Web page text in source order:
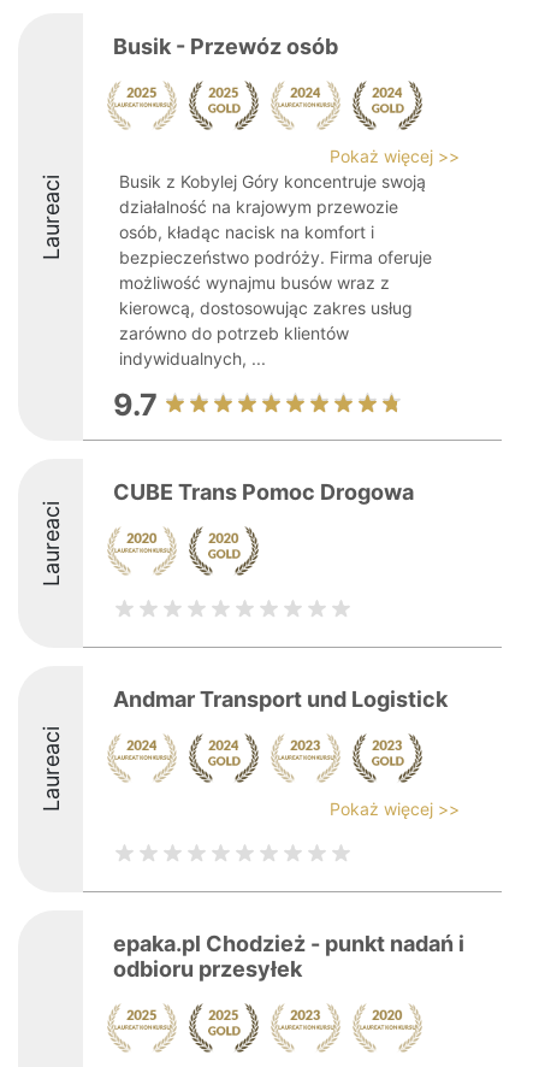
Laureaci
Busik - Przewóz osób
Pokaż więcej >>
Busik z Kobylej Góry koncentruje swoją
działalność na krajowym przewozie
osób, kładąc nacisk na komfort i
bezpieczeństwo podróży. Firma oferuje
możliwość wynajmu busów wraz z
kierowcą, dostosowując zakres usług
zarówno do potrzeb klientów
indywidualnych, ...
9.7
Laureaci
CUBE Trans Pomoc Drogowa
Laureaci
Andmar Transport und Logistick
Pokaż więcej >>
epaka.pl Chodzież - punkt nadań i
odbioru przesyłek